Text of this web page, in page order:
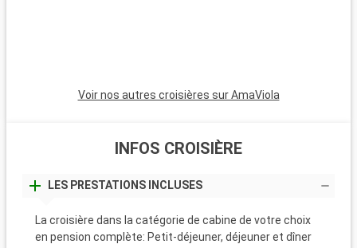
Voir nos autres croisières sur AmaViola
INFOS CROISIÈRE
LES PRESTATIONS INCLUSES
La croisière dans la catégorie de cabine de votre choix
en pension complète: Petit-déjeuner, déjeuner et dîner